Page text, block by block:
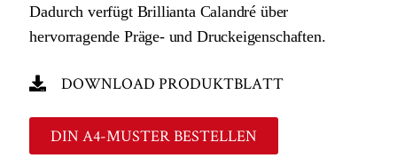
Dadurch verfügt Brillianta Calandré über
hervorragende Präge- und Druckeigenschaften.
DOWNLOAD PRODUKTBLATT
DIN A4-MUSTER BESTELLEN